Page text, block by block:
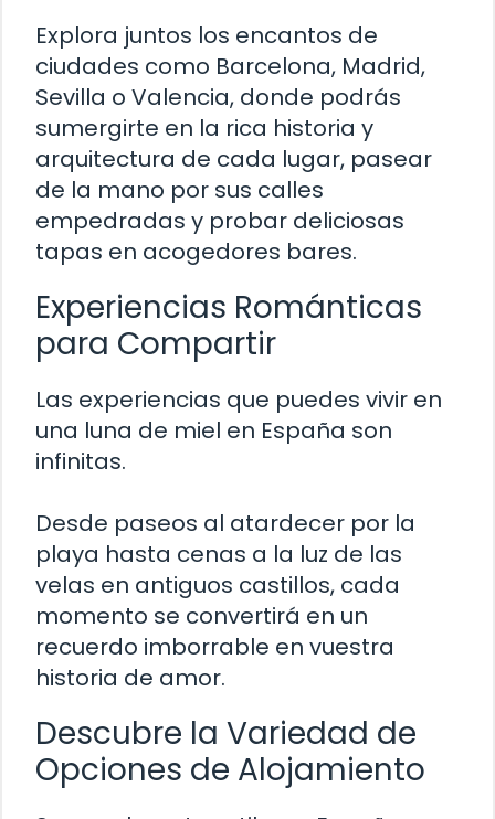
Explora juntos los encantos de
ciudades como Barcelona, Madrid,
Sevilla o Valencia, donde podrás
sumergirte en la rica historia y
arquitectura de cada lugar, pasear
de la mano por sus calles
empedradas y probar deliciosas
tapas en acogedores bares.
Experiencias Románticas
para Compartir
Las experiencias que puedes vivir en
una luna de miel en España son
infinitas.
Desde paseos al atardecer por la
playa hasta cenas a la luz de las
velas en antiguos castillos, cada
momento se convertirá en un
recuerdo imborrable en vuestra
historia de amor.
Descubre la Variedad de
Opciones de Alojamiento